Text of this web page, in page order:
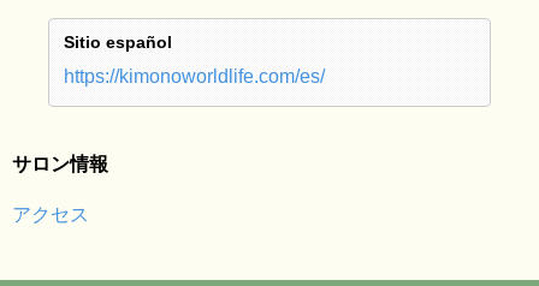
Sitio español
https://kimonoworldlife.com/es/
サロン情報
アクセス